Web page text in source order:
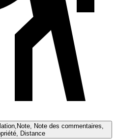
Note des commentaires,
Distance